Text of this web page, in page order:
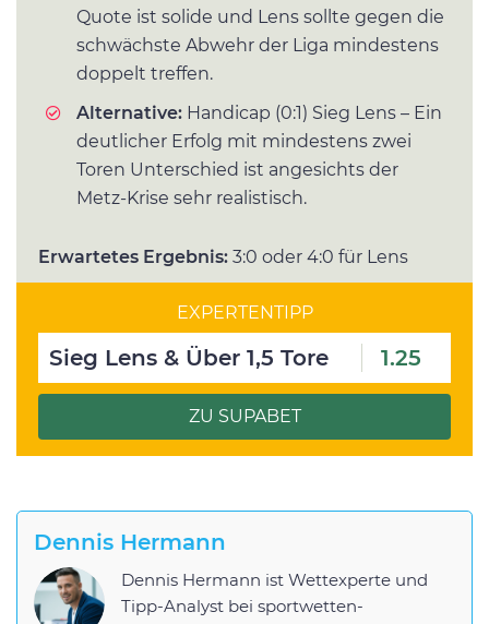
Quote ist solide und Lens sollte gegen die
schwächste Abwehr der Liga mindestens
doppelt treffen.
Alternative: Handicap (0:1) Sieg Lens – Ein
deutlicher Erfolg mit mindestens zwei
Toren Unterschied ist angesichts der
Metz-Krise sehr realistisch.
Erwartetes Ergebnis: 3:0 oder 4:0 für Lens
EXPERTENTIPP
Sieg Lens & Über 1,5 Tore 1.25
ZU SUPABET
Dennis Hermann
Dennis Hermann ist Wettexperte und
Tipp-Analyst bei sportwetten-